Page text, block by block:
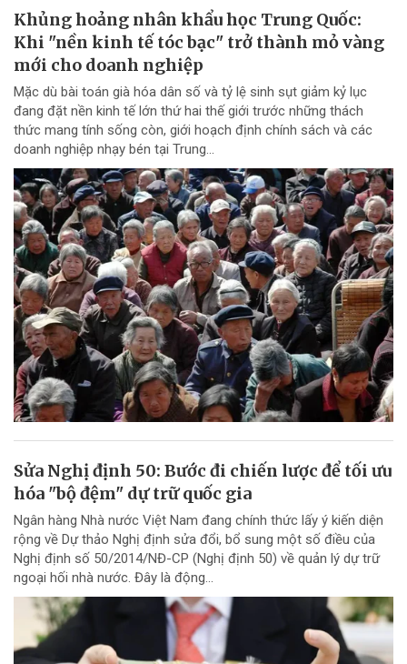
Khủng hoảng nhân khẩu học Trung Quốc:
Khi "nền kinh tế tóc bạc" trở thành mỏ vàng
mới cho doanh nghiệp
Mặc dù bài toán già hóa dân số và tỷ lệ sinh sụt giảm kỷ lục
đang đặt nền kinh tế lớn thứ hai thế giới trước những thách
thức mang tính sống còn, giới hoạch định chính sách và các
doanh nghiệp nhạy bén tại Trung...
Sửa Nghị định 50: Bước đi chiến lược để tối ưu
hóa "bộ đệm" dự trữ quốc gia
Ngân hàng Nhà nước Việt Nam đang chính thức lấy ý kiến diện
rộng về Dự thảo Nghị định sửa đổi, bổ sung một số điều của
Nghị định số 50/2014/NĐ-CP (Nghị định 50) về quản lý dự trữ
ngoại hối nhà nước. Đây là động...